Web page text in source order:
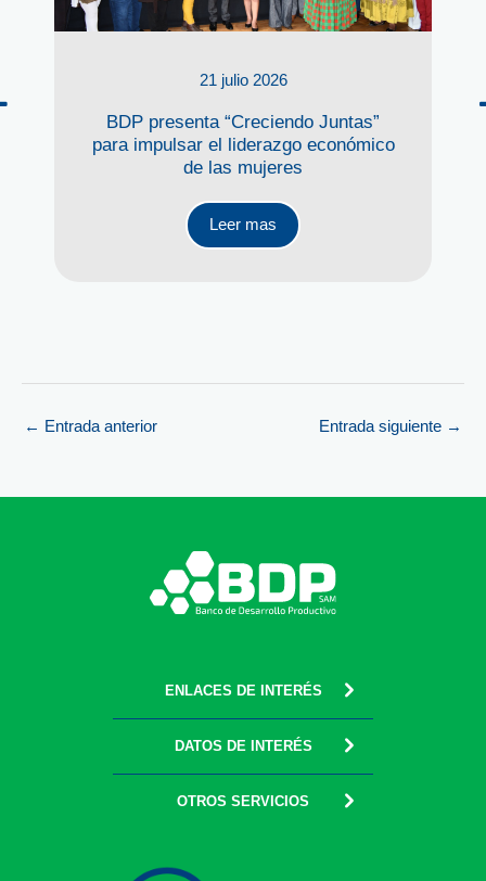
21 julio 2026
BDP presenta “Creciendo Juntas”
para impulsar el liderazgo económico
de las mujeres
Leer mas
← Entrada anterior Entrada siguiente →
ENLACES DE INTERÉS
DATOS DE INTERÉS
OTROS SERVICIOS